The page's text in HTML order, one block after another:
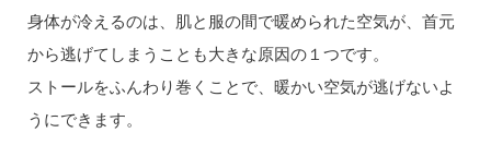
身体が冷えるのは、肌と服の間で暖められた空気が、首元
から逃げてしまうことも大きな原因の１つです。
ストールをふんわり巻くことで、暖かい空気が逃げないよ
うにできます。